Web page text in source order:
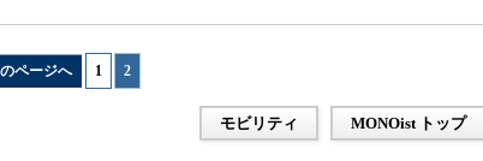
ページへ 1 2
モビリティ MONOist トップ